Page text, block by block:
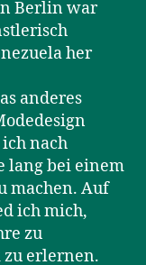
Berlin war
her
anderes
nach
lang bei einem
machen. Auf
ich mich,
zu
zu erlernen.